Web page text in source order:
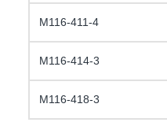
M116-411-4
M116-414-3
M116-418-3